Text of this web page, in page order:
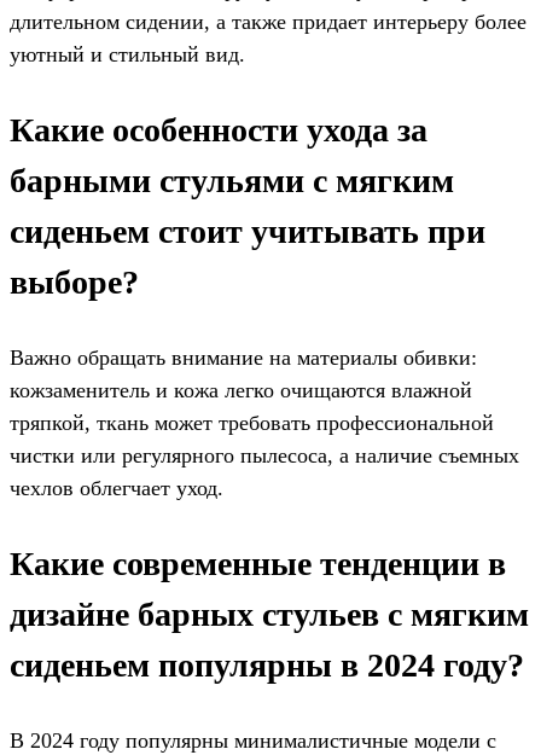
длительном сидении, а также придает интерьеру более
уютный и стильный вид.
Какие особенности ухода за
барными стульями с мягким
сиденьем стоит учитывать при
выборе?
Важно обращать внимание на материалы обивки:
кожзаменитель и кожа легко очищаются влажной
тряпкой, ткань может требовать профессиональной
чистки или регулярного пылесоса, а наличие съемных
чехлов облегчает уход.
Какие современные тенденции в
дизайне барных стульев с мягким
сиденьем популярны в 2024 году?
В 2024 году популярны минималистичные модели с